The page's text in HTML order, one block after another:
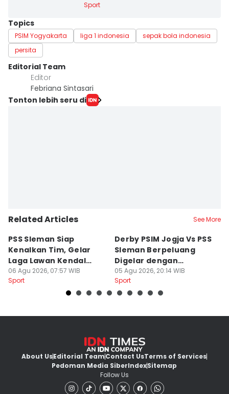
Sport
Topics
PSIM Yogyakarta liga 1 indonesia
sepak bola indonesia
persita
Editorial Team
Editor
Febriana Sintasari
Tonton lebih seru di
Related Articles See More
PSS Sleman Siap
Kenalkan Tim, Gelar
Laga Lawan Kendal
Tornado FC
06 Agu 2026, 07:57 WIB
Sport
Derby PSIM Jogja Vs PSS
Sleman Berpeluang
Digelar dengan
Penonton
05 Agu 2026, 20:14 WIB
Sport
About UsEditorial TeamContact UsTerms of Services
Pedoman Media SiberIndexSitemap
Follow Us